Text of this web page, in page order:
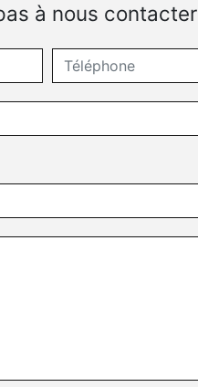
à nous contacter